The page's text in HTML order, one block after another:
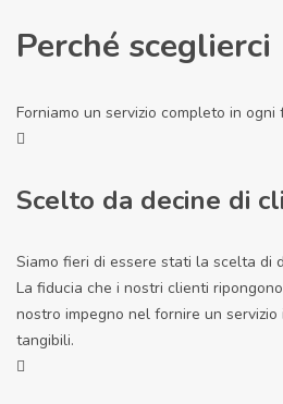
Perché sceglierci
Forniamo un servizio completo in ogni
Scelto da decine di
Siamo fieri di essere stati la scelta di
La fiducia che i nostri clienti
nostro impegno nel fornire un
tangibili.